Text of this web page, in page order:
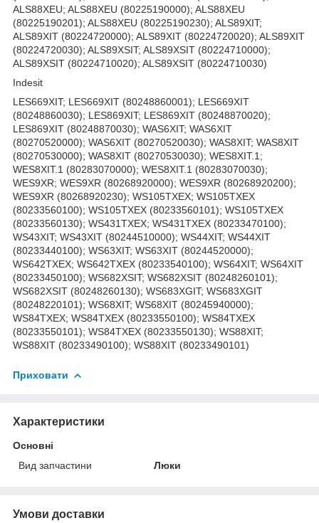
ALS88XEU; ALS88XEU (80225190000); ALS88XEU
(80225190201); ALS88XEU (80225190230); ALS89XIT;
ALS89XIT (80224720000); ALS89XIT (80224720020); ALS89XIT
(80224720030); ALS89XSIT; ALS89XSIT (80224710000);
ALS89XSIT (80224710020); ALS89XSIT (80224710030)
Indesit
LES669XIT; LES669XIT (80248860001); LES669XIT
(80248860030); LES869XIT; LES869XIT (80248870020);
LES869XIT (80248870030); WAS6XIT; WAS6XIT
(80270520000); WAS6XIT (80270520030); WAS8XIT; WAS8XIT
(80270530000); WAS8XIT (80270530030); WES8XIT.1;
WES8XIT.1 (80283070000); WES8XIT.1 (80283070030);
WES9XR; WES9XR (80268920000); WES9XR (80268920200);
WES9XR (80268920230); WS105TXEX; WS105TXEX
(80233560100); WS105TXEX (80233560101); WS105TXEX
(80233560130); WS431TXEX; WS431TXEX (80233470100);
WS43XIT; WS43XIT (80244510000); WS44XIT; WS44XIT
(80233440100); WS63XIT; WS63XIT (80244520000);
WS642TXEX; WS642TXEX (80233540100); WS64XIT; WS64XIT
(80233450100); WS682XSIT; WS682XSIT (80248260101);
WS682XSIT (80248260130); WS683XGIT; WS683XGIT
(80248220101); WS68XIT; WS68XIT (80245940000);
WS84TXEX; WS84TXEX (80233550100); WS84TXEX
(80233550101); WS84TXEX (80233550130); WS88XIT;
WS88XIT (80233490100); WS88XIT (80233490101)
Приховати
Характеристики
Основні
Вид запчастини
Люки
Умови доставки